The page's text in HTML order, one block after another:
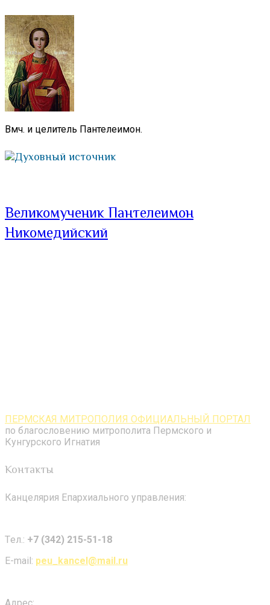
Вмч. и целитель Пантелеимон.
Духовный источник
Великомученик Пантелеимон
Никомедийский
ПЕРМСКАЯ МИТРОПОЛИЯ ОФИЦИАЛЬНЫЙ ПОРТАЛ
по благословению митрополита Пермского и
Кунгурского Игнатия
Контакты
Канцелярия Епархиального управления:
Tел.: +7 (342) 215-51-18
E-mail: peu_kancel@mail.ru